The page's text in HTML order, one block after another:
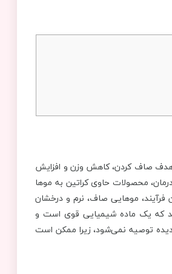
هدف صاف کردن، کاهش وزن و افزایش
محصولات حاوی کراتین به موها
موهایی صاف، نرم و درخشان
باشد که یک ماده شیمیایی قوی است و
توصیه نمی‌شود، زیرا ممکن است